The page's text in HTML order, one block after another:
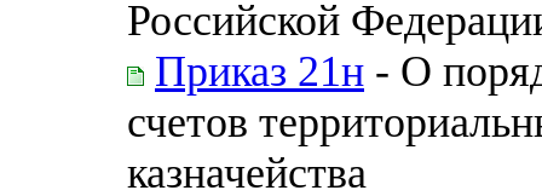
Российской
Приказ 21н - О
счетов
казначейства